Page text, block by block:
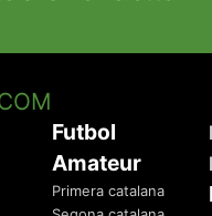
Futbol
Amateur
Primera catalana